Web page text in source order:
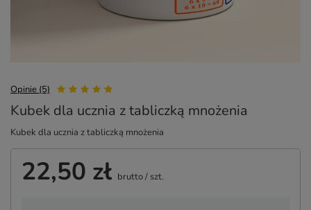
Opinie (5)
Kubek dla ucznia z tabliczką mnożenia
Kubek dla ucznia z tabliczką mnożenia
22,50 zł brutto/ szt.